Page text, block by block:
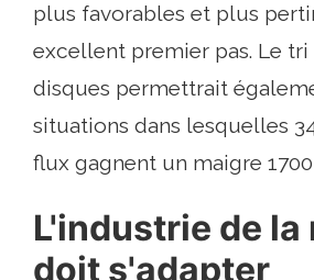
plus favorables et plus
excellent premier pas. Le tri
disques permettrait
situations dans lesquelles
flux gagnent un maigre 1700
L'industrie de la
doit s'adapter